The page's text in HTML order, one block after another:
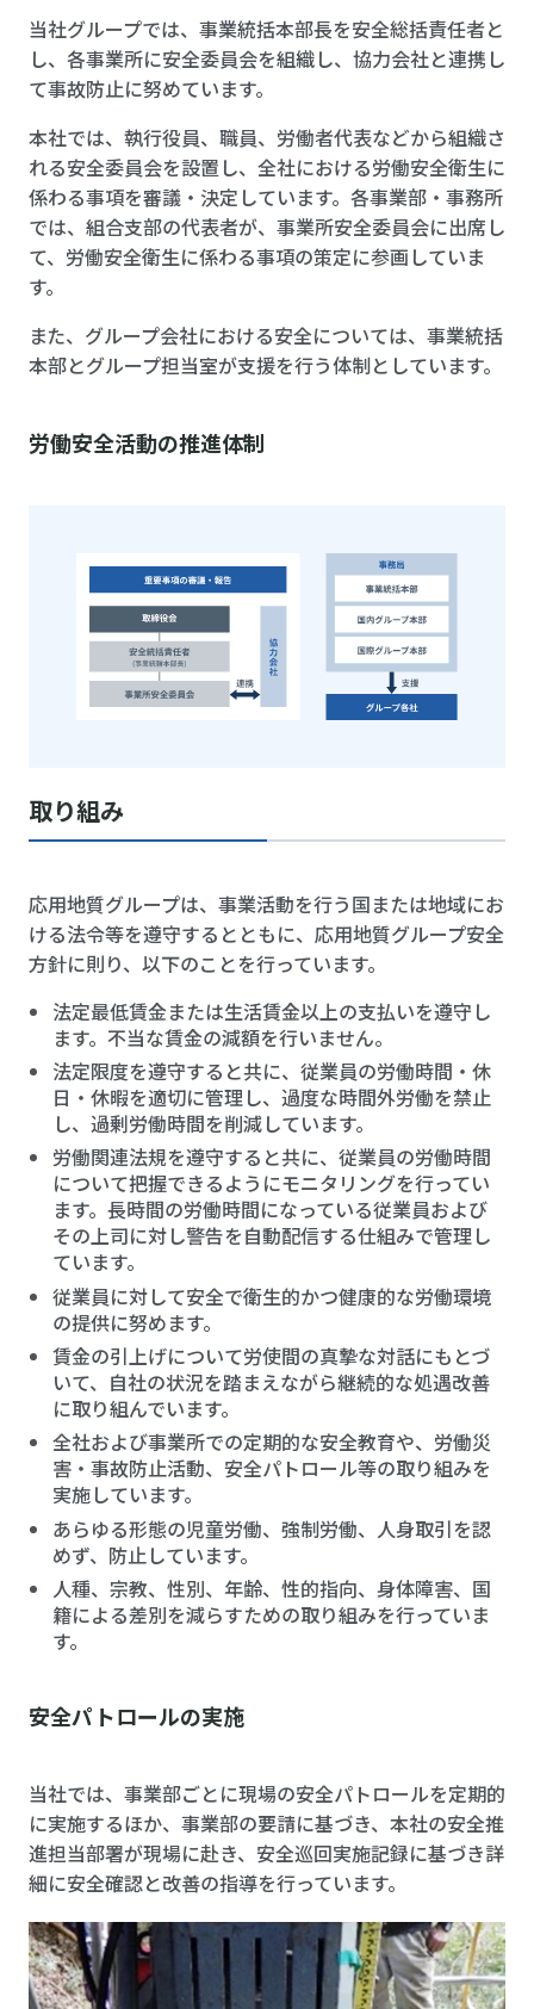
当社グループでは、事業統括本部長を安全総括責任者と
し、各事業所に安全委員会を組織し、協力会社と連携し
て事故防止に努めています。
本社では、執行役員、職員、労働者代表などから組織さ
れる安全委員会を設置し、全社における労働安全衛生に
係わる事項を審議・決定しています。各事業部・事務所
では、組合支部の代表者が、事業所安全委員会に出席し
て、労働安全衛生に係わる事項の策定に参画していま
す。
また、グループ会社における安全については、事業統括
本部とグループ担当室が支援を行う体制としています。
労働安全活動の推進体制
取り組み
応用地質グループは、事業活動を行う国または地域にお
ける法令等を遵守するとともに、応用地質グループ安全
方針に則り、以下のことを行っています。
法定最低賃金または生活賃金以上の支払いを遵守し
ます。不当な賃金の減額を行いません。
法定限度を遵守すると共に、従業員の労働時間・休
日・休暇を適切に管理し、過度な時間外労働を禁止
し、過剰労働時間を削減しています。
労働関連法規を遵守すると共に、従業員の労働時間
について把握できるようにモニタリングを行ってい
ます。長時間の労働時間になっている従業員および
その上司に対し警告を自動配信する仕組みで管理し
ています。
従業員に対して安全で衛生的かつ健康的な労働環境
の提供に努めます。
賃金の引上げについて労使間の真摯な対話にもとづ
いて、自社の状況を踏まえながら継続的な処遇改善
に取り組んでいます。
全社および事業所での定期的な安全教育や、労働災
害・事故防止活動、安全パトロール等の取り組みを
実施しています。
あらゆる形態の児童労働、強制労働、人身取引を認
めず、防止しています。
人種、宗教、性別、年齢、性的指向、身体障害、国
籍による差別を減らすための取り組みを行っていま
す。
安全パトロールの実施
当社では、事業部ごとに現場の安全パトロールを定期的
に実施するほか、事業部の要請に基づき、本社の安全推
進担当部署が現場に赴き、安全巡回実施記録に基づき詳
細に安全確認と改善の指導を行っています。